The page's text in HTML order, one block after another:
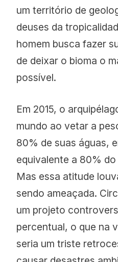
um território de
deuses da
homem busca fazer
de deixar o bioma o
possível.
Em 2015, o
mundo ao vetar a
80% de suas águas,
equivalente a 80%
Mas essa atitude
sendo ameaçada.
um projeto
percentual, o que na
seria um triste